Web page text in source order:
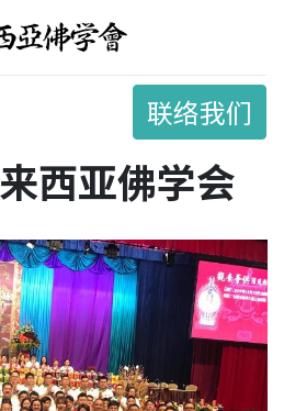
联络我们
西亚佛学会